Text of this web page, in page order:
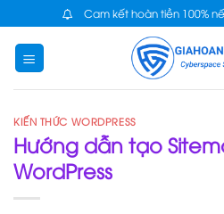
content
Cam kết hoàn tiền 100%
KIẾN THỨC WORDPRESS
Hướng dẫn tạo
WordPress